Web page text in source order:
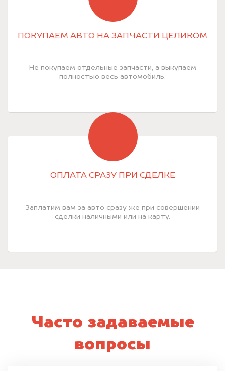
ПОКУПАЕМ АВТО НА ЗАПЧАСТИ ЦЕЛИКОМ
Не покупаем отдельные запчасти, а выкупаем
полностью весь автомобиль.
ОПЛАТА СРАЗУ ПРИ СДЕЛКЕ
Заплатим вам за авто сразу же при совершении
сделки наличными или на карту.
Часто задаваемые
вопросы